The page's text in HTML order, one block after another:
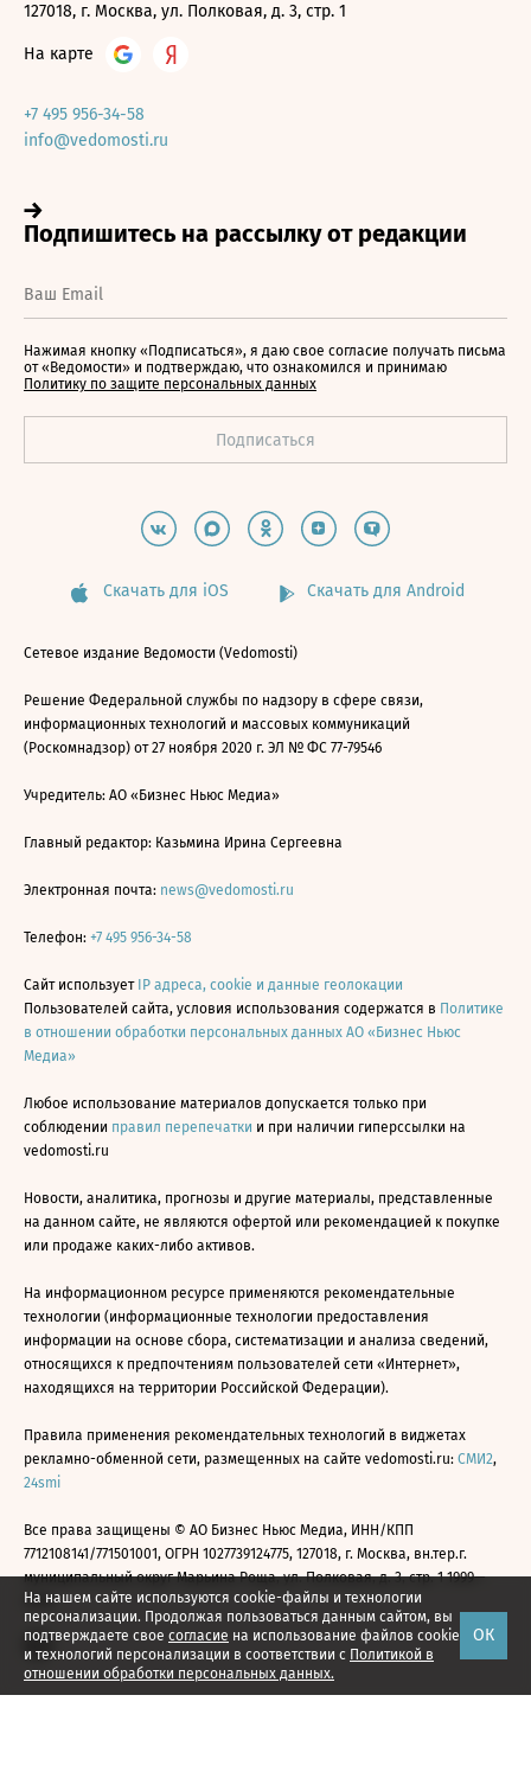
На нашем сайте используются cookie-файлы и технологии
персонализации. Продолжая пользоваться данным сайтом, вы
подтверждаете свое согласие на использование файлов cookie
и технологий персонализации в соответствии с Политикой в
отношении обработки персональных данных.
ОК
127018, г. Москва, ул. Полковая, д. 3, стр. 1
На карте
+7 495 956-34-58
info@vedomosti.ru
Нажимая кнопку «Подписаться», я даю свое согласие получать письма
от «Ведомости» и подтверждаю, что ознакомился и принимаю
Политику по защите персональных данных
Скачать для iOS Скачать для Android
Сетевое издание Ведомости (Vedomosti)
Решение Федеральной службы по надзору в сфере связи,
информационных технологий и массовых коммуникаций
(Роскомнадзор) от 27 ноября 2020 г. ЭЛ № ФС 77-79546
Учредитель: АО «Бизнес Ньюс Медиа»
Главный редактор: Казьмина Ирина Сергеевна
Электронная почта: news@vedomosti.ru
Телефон: +7 495 956-34-58
Сайт использует IP адреса, cookie и данные геолокации
Пользователей сайта, условия использования содержатся в Политике
в отношении обработки персональных данных АО «Бизнес Ньюс
Медиа»
Любое использование материалов допускается только при
соблюдении правил перепечатки и при наличии гиперссылки на
vedomosti.ru
Новости, аналитика, прогнозы и другие материалы, представленные
на данном сайте, не являются офертой или рекомендацией к покупке
или продаже каких-либо активов.
На информационном ресурсе применяются рекомендательные
технологии (информационные технологии предоставления
информации на основе сбора, систематизации и анализа сведений,
относящихся к предпочтениям пользователей сети «Интернет»,
находящихся на территории Российской Федерации).
Правила применения рекомендательных технологий в виджетах
рекламно-обменной сети, размещенных на сайте vedomosti.ru: СМИ2,
24smi
Все права защищены © АО Бизнес Ньюс Медиа, ИНН/КПП
7712108141/771501001, ОГРН 1027739124775, 127018, г. Москва, вн.тер.г.
муниципальный округ Марьина Роща, ул. Полковая, д. 3, стр. 1 1999—
2026